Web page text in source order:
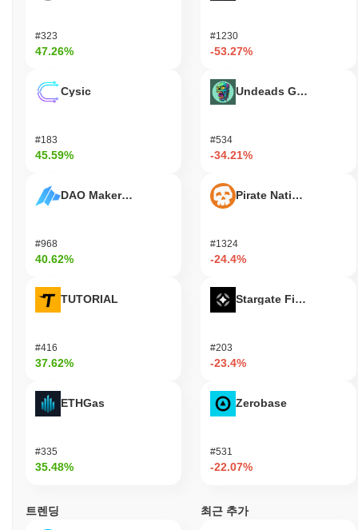
Shitcoin (TON)은 주로 개발자와 소비자를 위해 설계되어, 그들이
할 수 있도록 합니다. 이 플랫폼은 애플리케이션의 생성 및 배포를
용이하게 하기 위해 소프트웨어 개발 키트(SDK) 및 애플리케이션
사용자 친화적인 지갑을 제공합니다. 검증자 및 유동성 공급자와
같은 2차 참여자는 네트워크의 보안과 유동성을 유지하는 데 중요
무결성과 안정성을 보장합니다. 유동성 공급자는 분산 거래소에 유
동성을 공급하여 토큰의 원활한 거래를 돕습니다. 전반적으로,
제공하여 다양한 사용자 범위를 충족시키고, 역동적이고 활발한 블
록체인 커뮤니티를 조성하는 것을 목표로 합니다.
Shitcoin (TON)은 검증자가 거래를 확인하고 네트워크의 무결성을
TON 토큰을 스테이킹해야 하며, 이는 그들의 인센티브를 네트워
을 보장하기 위해 Ed25519와 같은 암호화 기술을 사용합니다. 검
증자는 참여에 대한 보상을 받으며, 악의적인 행동이나 네트워크
프로토콜 위반에 대해 슬래싱을 포함한 처벌이 부과됩니다. 이러한
동하도록 보장합니다. 추가적인 보안 조치로는 정기적인 감사와 커
뮤니티의 의견 및 의사 결정을 허용하는 거버넌스 프로세스가 포함
Shitcoin (TON)은 어떤 논란이나 위험에 직면했나요?
#323
47.26%
Cysic
#183
45.59%
DAO Maker Token
#968
40.62%
TUTORIAL
#416
37.62%
ETHGas
#335
35.48%
#1230
-53.27%
Undeads Games
#534
-34.21%
Pirate Nation Token
#1324
-24.4%
Stargate Finance
#203
-23.4%
Zerobase
#531
-22.07%
트렌딩 최근 추가